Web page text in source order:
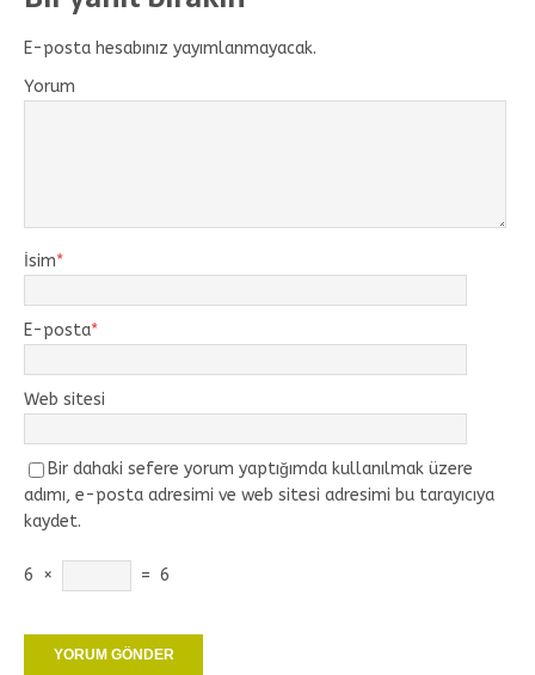
E-posta hesabınız yayımlanmayacak.
Yorum
İsim*
E-posta*
Web sitesi
Bir dahaki sefere yorum yaptığımda kullanılmak üzere
adımı, e-posta adresimi ve web sitesi adresimi bu tarayıcıya
kaydet.
6 × = 6